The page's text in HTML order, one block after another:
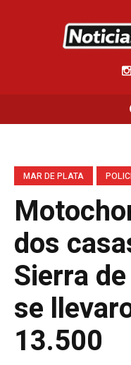
MAR DE PLATA
dos
Sierra
se
13.500